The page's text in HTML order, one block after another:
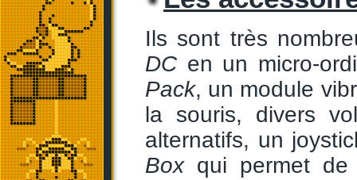
Ils sont très
DCen un micro-
Pack, un module
la souris, divers
alternatifs, un
Boxqui permet